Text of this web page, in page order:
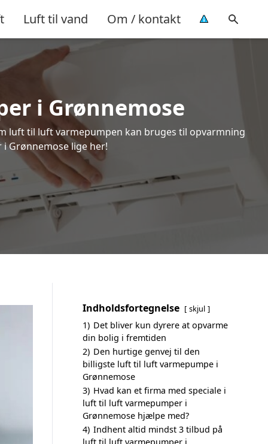
Luft til vand Om / kontakt
i Grønnemose
luft til luft varmepumpen kan bruges til opvarmning
Grønnemose lige her!
Indholdsfortegnelse skjul
1) Det bliver kun dyrere at opvarme
din bolig i fremtiden
2) Den hurtige genvej til den
billigste luft til luft varmepumpe i
Grønnemose
3) Hvad kan et firma med speciale i
luft til luft varmepumper i
Grønnemose hjælpe med?
4) Indhent altid mindst 3 tilbud på